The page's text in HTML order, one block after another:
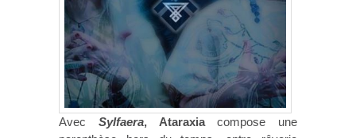
Avec Sylfaera, Ataraxiacompose une